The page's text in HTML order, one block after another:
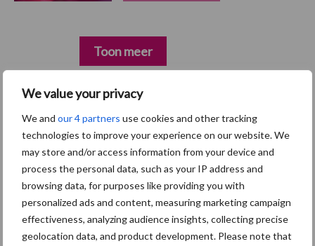
We value your privacy
We and our 4 partners use cookies and other tracking
technologies to improve your experience on our website. We
may store and/or access information from your device and
process the personal data, such as your IP address and
browsing data, for purposes like providing you with
personalized ads and content, measuring marketing campaign
effectiveness, analyzing audience insights, collecting precise
geolocation data, and product development. Please note that
Primaire
Sidebar
Recent nieuws Partner nieuws
7 aug
Britse varkenssector vreest
afzetcrisis in het najaar
7 aug
Hittestress: wat gebeurt er en hoe
kunnen we het voorkomen?
Toon meer